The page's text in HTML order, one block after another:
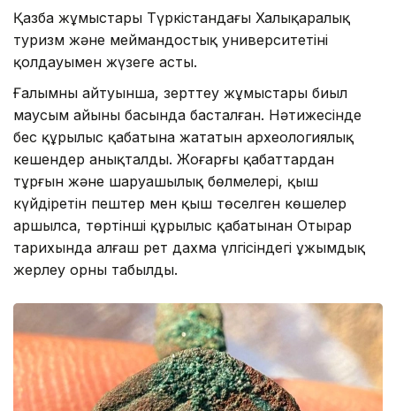
Қазба жұмыстары Түркістандағы Халықаралық
туризм және меймандостық университетінің
қолдауымен жүзеге асты.
Ғалымның айтуынша, зерттеу жұмыстары биыл
маусым айының басында басталған. Нәтижесінде
бес құрылыс қабатына жататын археологиялық
кешендер анықталды. Жоғарғы қабаттардан
тұрғын және шаруашылық бөлмелері, қыш
күйдіретін пештер мен қыш төселген көшелер
аршылса, төртінші құрылыс қабатынан Отырар
тарихында алғаш рет дахма үлгісіндегі ұжымдық
жерлеу орны табылды.